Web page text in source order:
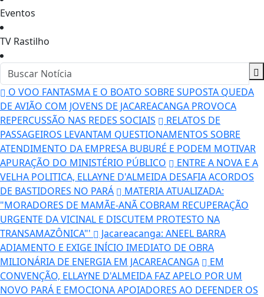
Eventos
TV Rastilho
O VOO FANTASMA E O BOATO SOBRE SUPOSTA QUEDA
DE AVIÃO COM JOVENS DE JACAREACANGA PROVOCA
REPERCUSSÃO NAS REDES SOCIAIS
RELATOS DE
PASSAGEIROS LEVANTAM QUESTIONAMENTOS SOBRE
ATENDIMENTO DA EMPRESA BUBURÉ E PODEM MOTIVAR
APURAÇÃO DO MINISTÉRIO PÚBLICO
ENTRE A NOVA E A
VELHA POLITICA, ELLAYNE D'ALMEIDA DESAFIA ACORDOS
DE BASTIDORES NO PARÁ
MATERIA ATUALIZADA:
"MORADORES DE MAMÃE-ANÃ COBRAM RECUPERAÇÃO
URGENTE DA VICINAL E DISCUTEM PROTESTO NA
TRANSAMAZÔNICA"'
Jacareacanga: ANEEL BARRA
ADIAMENTO E EXIGE INÍCIO IMEDIATO DE OBRA
MILIONÁRIA DE ENERGIA EM JACAREACANGA
EM
CONVENÇÃO, ELLAYNE D'ALMEIDA FAZ APELO POR UM
NOVO PARÁ E EMOCIONA APOIADORES AO DEFENDER OS